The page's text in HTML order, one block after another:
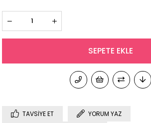
TAVSIYE ET
YORUM YAZ